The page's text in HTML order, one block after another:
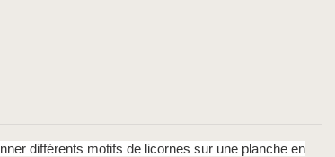
différents motifs de licornes sur une planche en